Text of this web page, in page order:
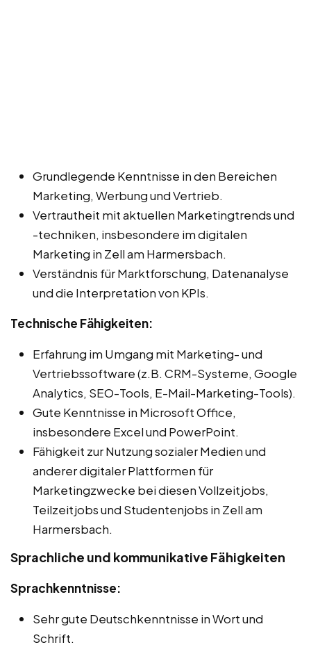
Grundlegende Kenntnisse in den Bereichen
Marketing, Werbung und Vertrieb.
Vertrautheit mit aktuellen Marketingtrends und
-techniken, insbesondere im digitalen
Marketing in Zell am Harmersbach.
Verständnis für Marktforschung, Datenanalyse
und die Interpretation von KPIs.
Technische Fähigkeiten:
Erfahrung im Umgang mit Marketing- und
Vertriebssoftware (z.B. CRM-Systeme, Google
Analytics, SEO-Tools, E-Mail-Marketing-Tools).
Gute Kenntnisse in Microsoft Office,
insbesondere Excel und PowerPoint.
Fähigkeit zur Nutzung sozialer Medien und
anderer digitaler Plattformen für
Marketingzwecke bei diesen Vollzeitjobs,
Teilzeitjobs und Studentenjobs in Zell am
Harmersbach.
Sprachliche und kommunikative Fähigkeiten
Sprachkenntnisse:
Sehr gute Deutschkenntnisse in Wort und
Schrift.